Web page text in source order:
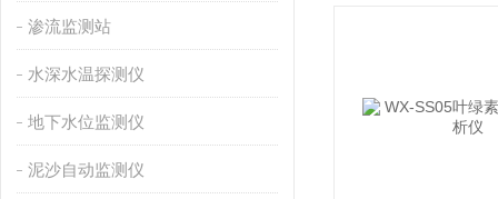
渗流监测站
水深水温探测仪
地下水位监测仪
泥沙自动监测仪